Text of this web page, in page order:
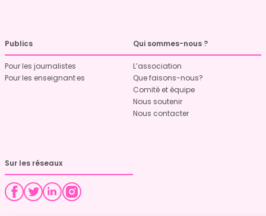
Publics
Pour les journalistes
Pour les enseignant·es
Qui sommes-nous ?
L’association
Que faisons-nous?
Comité et équipe
Nous soutenir
Nous contacter
Sur les réseaux